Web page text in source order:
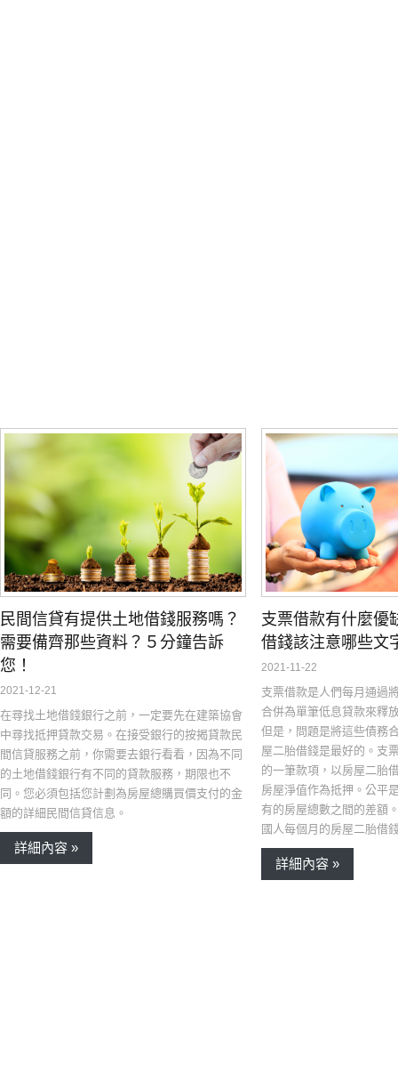
民間信貸有提供土地借錢服務嗎？
需要備齊那些資料？５分鐘告訴
您！
2021-12-21
在尋找土地借錢銀行之前，一定要先在建築協會
中尋找抵押貸款交易。在接受銀行的按揭貸款民
間信貸服務之前，你需要去銀行看看，因為不同
的土地借錢銀行有不同的貸款服務，期限也不
同。您必須包括您計劃為房屋總購買價支付的金
額的詳細民間信貸信息。
詳細內容 »
支票借款有什麼優
借錢該注意哪些文
2021-11-22
支票借款是人們每月通過
合併為單筆低息貸款來釋
但是，問題是將這些債務
屋二胎借錢是最好的。支
的一筆款項，以房屋二胎
房屋淨值作為抵押。公平
有的房屋總數之間的差額
國人每個月的房屋二胎借
詳細內容 »